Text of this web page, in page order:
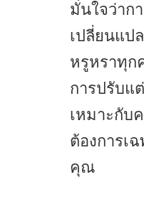
มั่นใจว่าก
เปลี่ยนแป
หรูหราทุก
การปรับแ
เหมาะกับ
ต้องการเ
คุณ